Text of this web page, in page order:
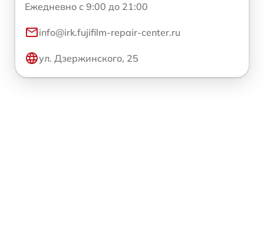
Ежедневно с 9:00 до 21:00
info@irk.fujifilm-repair-center.ru
ул. Дзержинского, 25